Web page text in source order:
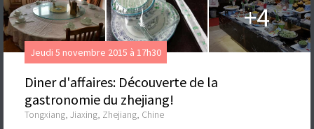
+4
Jeudi 5 novembre 2015 à 17h30
Diner d'affaires: Découverte de la
gastronomie du zhejiang!
Tongxiang, Jiaxing, Zhejiang, Chine